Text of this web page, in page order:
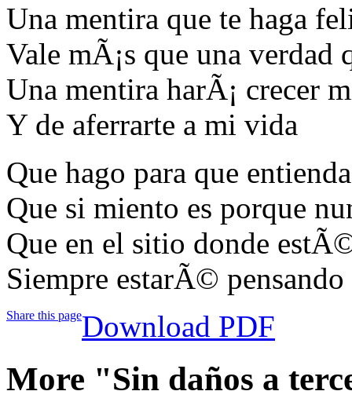
Una mentira que te haga
Vale mÃ¡s que una verdad
Una mentira harÃ¡ crecer
Y de aferrarte a mi vida
Que hago para que
Que si miento es porque
Que en el sitio donde
Siempre estarÃ©
Share this pageDownload PDF
More "Sin daños a